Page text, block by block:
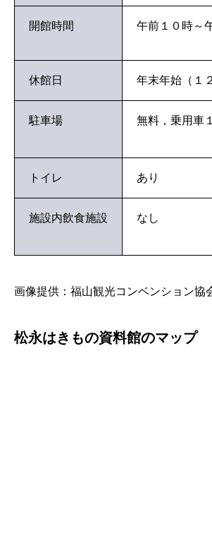
開館時間 午前１０時～
休館日 年末年始（１
駐車場 無料，乗用車
トイレ あり
施設内飲食施設 なし
画像提供：福山観光コンベンション協
松永はきもの資料館のマップ